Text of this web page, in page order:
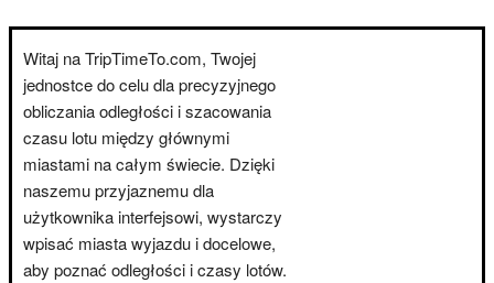
Witaj na TripTimeTo.com, Twojej
jednostce do celu dla precyzyjnego
obliczania odległości i szacowania
czasu lotu między głównymi
miastami na całym świecie. Dzięki
naszemu przyjaznemu dla
użytkownika interfejsowi, wystarczy
wpisać miasta wyjazdu i docelowe,
aby poznać odległości i czasy lotów.